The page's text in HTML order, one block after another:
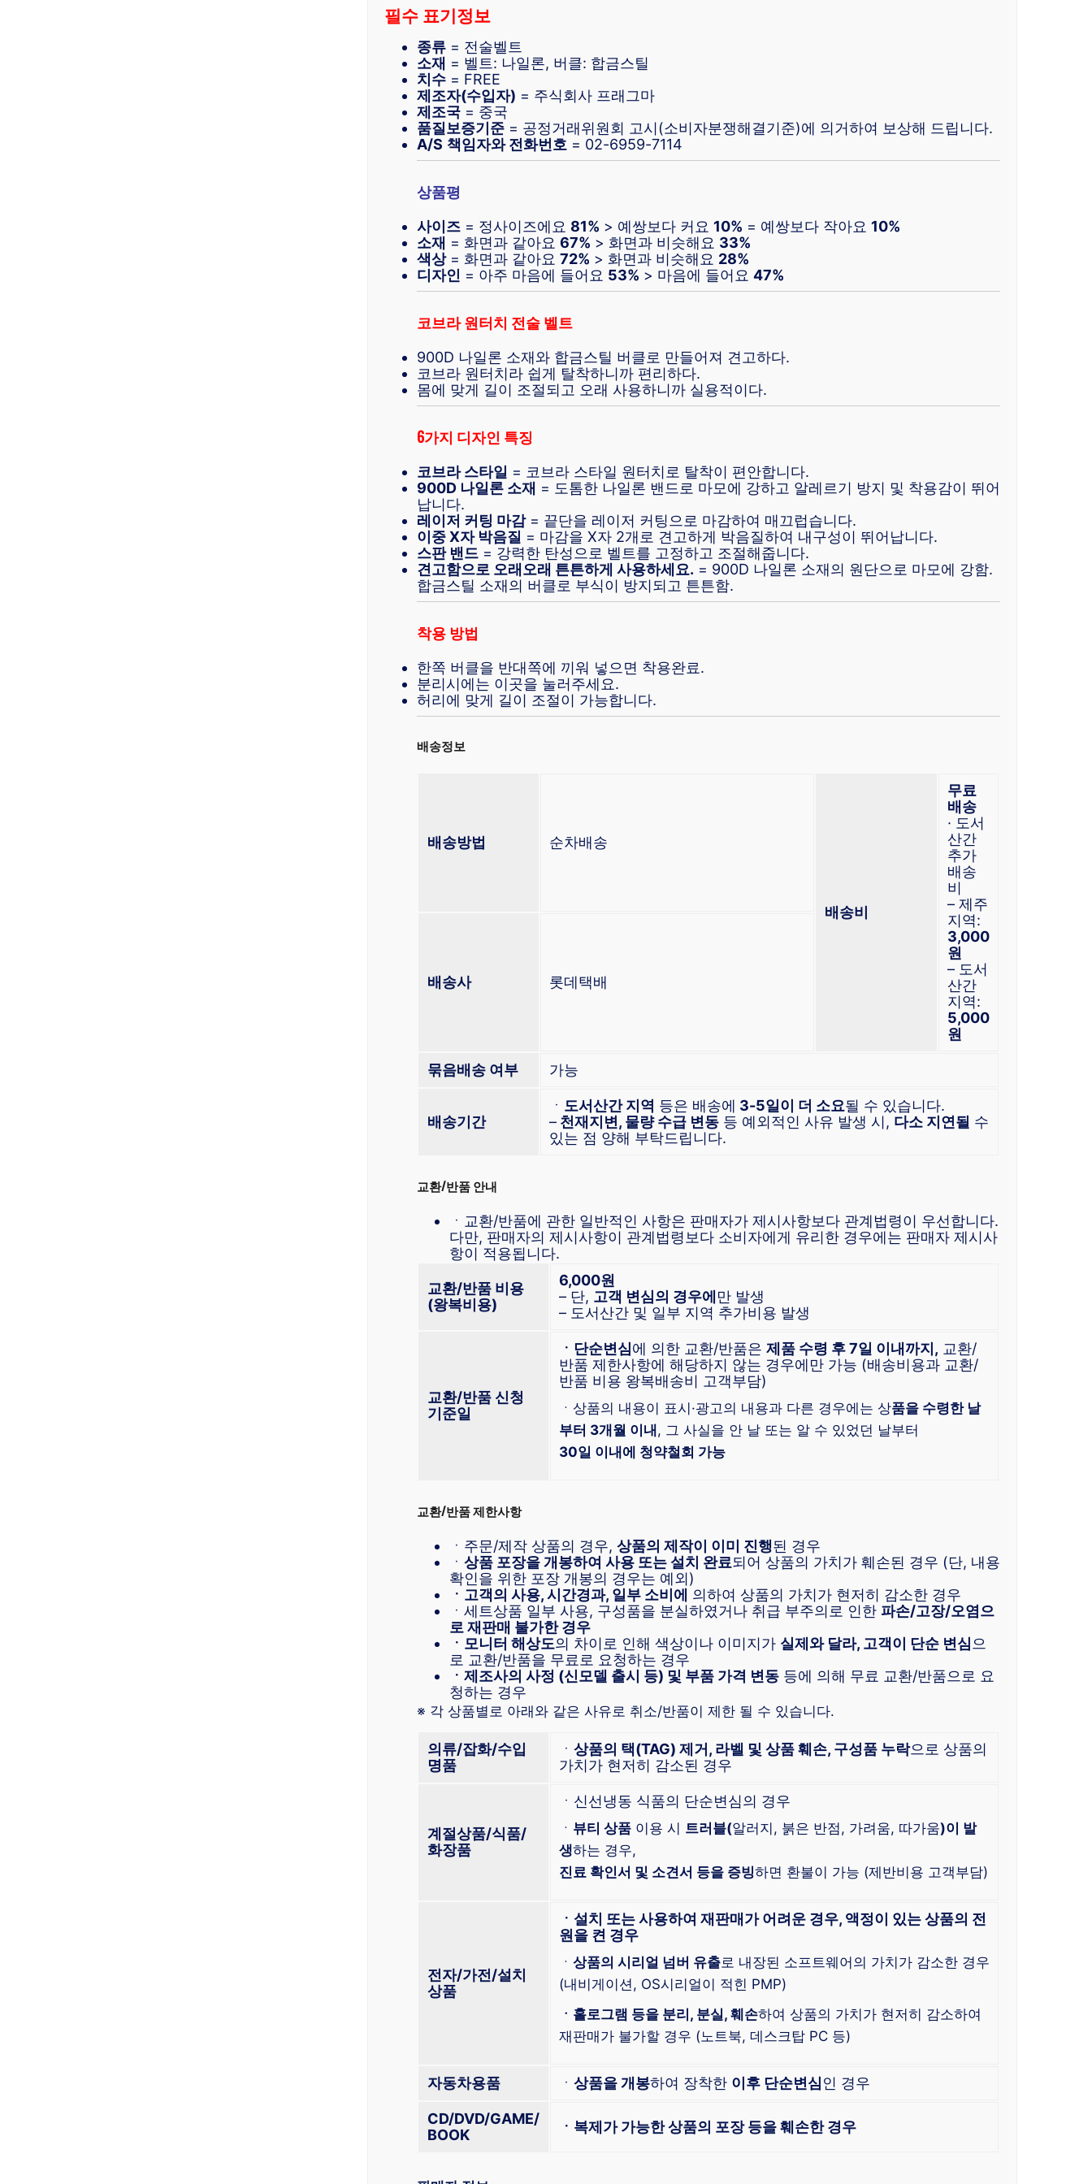
필수 표기정보
종류 = 전술벨트
소재 = 벨트: 나일론, 버클: 합금스틸
치수 = FREE
제조자(수입자) = 주식회사 프래그마
제조국 = 중국
품질보증기준 = 공정거래위원회 고시(소비자분쟁해결기준)에 의거하여 보상해 드립니다.
A/S 책임자와 전화번호 = 02-6959-7114
상품평
사이즈 = 정사이즈에요 81% > 예쌍보다 커요 10% = 예쌍보다 작아요 10%
소재 = 화면과 같아요 67% > 화면과 비슷해요 33%
색상= 화면과 같아요 72% > 화면과 비슷해요 28%
디자인 = 아주 마음에 들어요 53% > 마음에 들어요 47%
코브라 원터치 전술 벨트
900D 나일론 소재와 합금스틸 버클로 만들어져 견고하다.
코브라 원터치라 쉽게 탈착하니까 편리하다.
몸에 맞게 길이 조절되고 오래 사용하니까 실용적이다.
6가지 디자인 특징
코브라 스타일 = 코브라 스타일 원터치로 탈착이 편안합니다.
900D 나일론 소재 = 도톰한 나일론 밴드로 마모에 강하고 알레르기 방지 및 착용감이 뛰어
납니다.
레이저 커팅 마감= 끝단을 레이저 커팅으로 마감하여 매끄럽습니다.
이중 X자 박음질 = 마감을 X자 2개로 견고하게 박음질하여 내구성이 뛰어납니다.
스판 밴드 = 강력한 탄성으로 벨트를 고정하고 조절해줍니다.
견고함으로 오래오래 튼튼하게 사용하세요. = 900D 나일론 소재의 원단으로 마모에 강함.
합금스틸 소재의 버클로 부식이 방지되고 튼튼함.
착용 방법
한쪽 버클을 반대쪽에 끼워 넣으면 착용완료.
분리시에는 이곳을 눌러주세요.
허리에 맞게 길이 조절이 가능합니다.
배송정보
배송방법 순차배송
배송비
무료
배송
· 도서
산간
추가
배송
비
– 제주
지역:
3,000
원
– 도서
산간
지역:
5,000
원
배송사 롯데택배
묶음배송 여부 가능
배송기간
ㆍ 도서산간 지역 등은 배송에 3-5일이 더 소요될 수 있습니다.
– 천재지변, 물량 수급 변동 등 예외적인 사유 발생 시, 다소 지연될 수
있는 점 양해 부탁드립니다.
교환/반품 안내
ㆍ교환/반품에 관한 일반적인 사항은 판매자가 제시사항보다 관계법령이 우선합니다.
다만, 판매자의 제시사항이 관계법령보다 소비자에게 유리한 경우에는 판매자 제시사
항이 적용됩니다.
교환/반품 비용
(왕복비용)
6,000원
– 단, 고객 변심의 경우에 만 발생
– 도서산간 및 일부 지역 추가비용 발생
교환/반품 신청
기준일
ㆍ단순변심에 의한 교환/반품은 제품 수령 후 7일 이내까지, 교환/
반품 제한사항에 해당하지 않는 경우에만 가능 (배송비용과 교환/
반품 비용 왕복배송비 고객부담)
ㆍ상품의 내용이 표시·광고의 내용과 다른 경우에는 상품을 수령한 날
부터 3개월 이내 , 그 사실을 안 날 또는 알 수 있었던 날부터
30일 이내에 청약철회 가능
교환/반품 제한사항
ㆍ주문/제작 상품의 경우, 상품의 제작이 이미 진행된 경우
ㆍ 상품 포장을 개봉하여 사용 또는 설치 완료되어 상품의 가치가 훼손된 경우 (단, 내용
확인을 위한 포장 개봉의 경우는 예외)
ㆍ고객의 사용, 시간경과, 일부 소비에 의하여 상품의 가치가 현저히 감소한 경우
ㆍ세트상품 일부 사용, 구성품을 분실하였거나 취급 부주의로 인한 파손/고장/오염으
로 재판매 불가한 경우
ㆍ모니터 해상도의 차이로 인해 색상이나 이미지가 실제와 달라, 고객이 단순 변심으
로 교환/반품을 무료로 요청하는 경우
ㆍ제조사의 사정 (신모델 출시 등) 및 부품 가격 변동 등에 의해 무료 교환/반품으로 요
청하는 경우
※ 각 상품별로 아래와 같은 사유로 취소/반품이 제한 될 수 있습니다.
의류/잡화/수입
명품
ㆍ 상품의 택(TAG) 제거, 라벨 및 상품 훼손, 구성품 누락으로 상품의
가치가 현저히 감소된 경우
계절상품/식품/
화장품
ㆍ신선냉동 식품의 단순변심의 경우
ㆍ 뷰티 상품 이용 시 트러블(알러지, 붉은 반점, 가려움, 따가움)이 발
생하는 경우,
진료 확인서 및 소견서 등을 증빙하면 환불이 가능 (제반비용 고객부담)
전자/가전/설치
상품
ㆍ설치 또는 사용하여 재판매가 어려운 경우, 액정이 있는 상품의 전
원을 켠 경우
ㆍ 상품의 시리얼 넘버 유출로 내장된 소프트웨어의 가치가 감소한 경우
(내비게이션, OS시리얼이 적힌 PMP)
ㆍ홀로그램 등을 분리, 분실, 훼손하여 상품의 가치가 현저히 감소하여
재판매가 불가할 경우 (노트북, 데스크탑 PC 등)
자동차용품 ㆍ 상품을 개봉하여 장착한 이후 단순변심인 경우
CD/DVD/GAME/
BOOK
ㆍ복제가 가능한 상품의 포장 등을 훼손한 경우